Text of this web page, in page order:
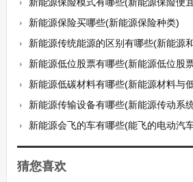
新能源保险买哪些(新能源保险种类)
新能源传统能源的区别有哪些(新能源和传统
新能源低位股票有哪些(新能源低位股
新能源低碳材料有哪些(新能源材料与
新能源传输设备有哪些(新能源传动系
新能源会飞的车有哪些(能飞的电动汽
猜您喜欢